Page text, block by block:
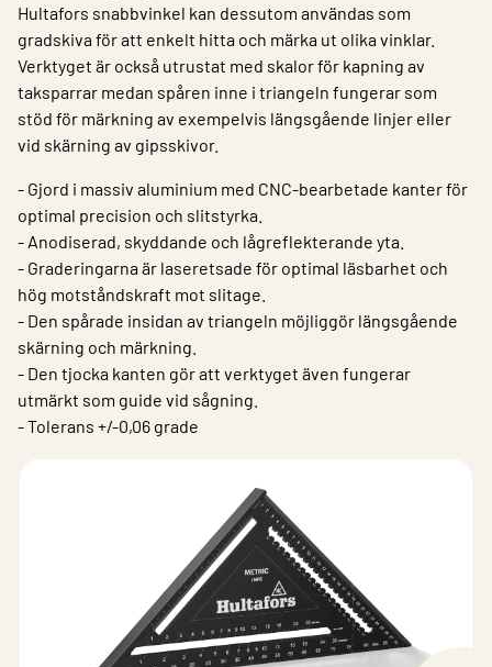
Hultafors snabbvinkel kan dessutom användas som
gradskiva för att enkelt hitta och märka ut olika vinklar.
Verktyget är också utrustat med skalor för kapning av
taksparrar medan spåren inne i triangeln fungerar som
stöd för märkning av exempelvis längsgående linjer eller
vid skärning av gipsskivor.
- Gjord i massiv aluminium med CNC-bearbetade kanter för
optimal precision och slitstyrka.
- Anodiserad, skyddande och lågreflekterande yta.
- Graderingarna är laseretsade för optimal läsbarhet och
hög motståndskraft mot slitage.
- Den spårade insidan av triangeln möjliggör längsgående
skärning och märkning.
- Den tjocka kanten gör att verktyget även fungerar
utmärkt som guide vid sågning.
- Tolerans +/-0,06 grade